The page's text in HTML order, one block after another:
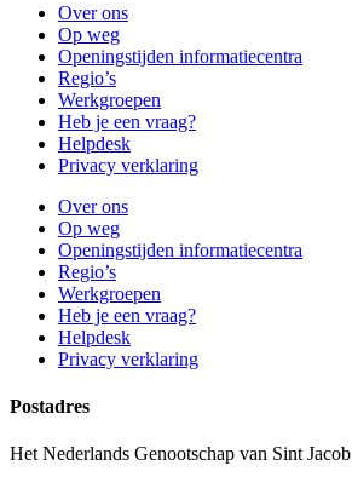
Over ons
Op weg
Openingstijden informatiecentra
Regio’s
Werkgroepen
Heb je een vraag?
Helpdesk
Privacy verklaring
Over ons
Op weg
Openingstijden informatiecentra
Regio’s
Werkgroepen
Heb je een vraag?
Helpdesk
Privacy verklaring
Postadres
Het Nederlands Genootschap van Sint Jacob